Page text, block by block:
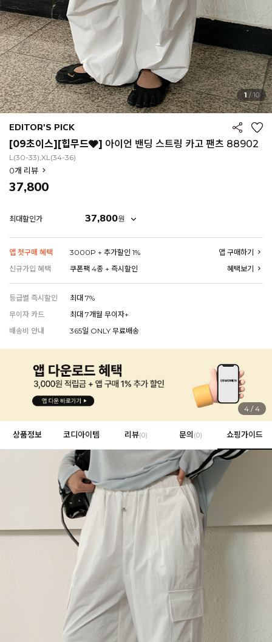
인플루언서 PICK한 지금 꼭 필요한 장마룩!
1/10
EDITOR'S PICK
[09초이스][힙무드🩶] 아이언 밴딩 스트링 카고 팬츠 88902
L(30-33),XL(34-36)
0개 리뷰
37,800
최대할인가 37,800원
앱 첫구매 혜택 3000P + 추가할인 1%
앱 구매하기
신규가입 혜택
쿠폰팩 4종 + 즉시할인 혜택보기
등급별 즉시할인
최대 7%
무이자 카드
최대 7개월 무이자+
배송비 안내
365일 ONLY 무료배송
4 /4
상품정보 코디아이템 리뷰(0) 문의 (0) 쇼핑가이드